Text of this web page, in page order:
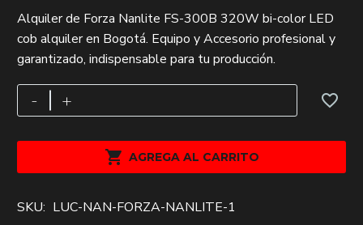
precio
original
era:
$400,000.
precio
actual
es:
$169,000.
Alquiler de Forza Nanlite FS-300B 320W bi-color LED
cob alquiler en Bogotá. Equipo y Accesorio profesional y
garantizado, indispensable para tu producción.
-
Nanlite
320W
color
+
 AGREGA AL CARRITO
SKU: LUC-NAN-FORZA-NANLITE-1